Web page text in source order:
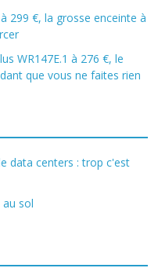
299 €, la grosse enceinte à
WR147E.1 à 276 €, le
que vous ne faites rien
data centers : trop c'est
sol